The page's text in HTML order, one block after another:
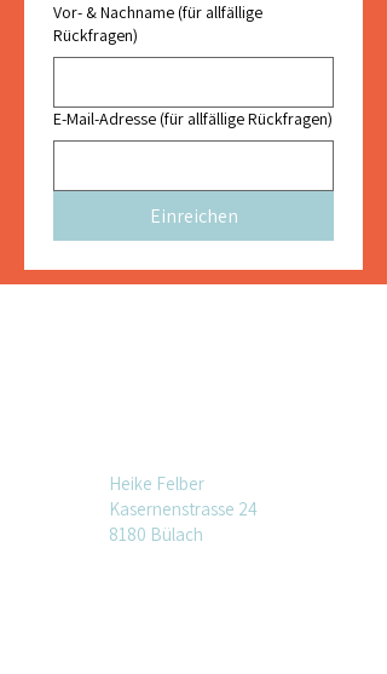
Vor- & Nachname (für allfällige
Rückfragen)
E-Mail-Adresse (für allfällige Rückfragen)
Einreichen
Heike Felber
Kasernenstrasse 24
8180 Bülach